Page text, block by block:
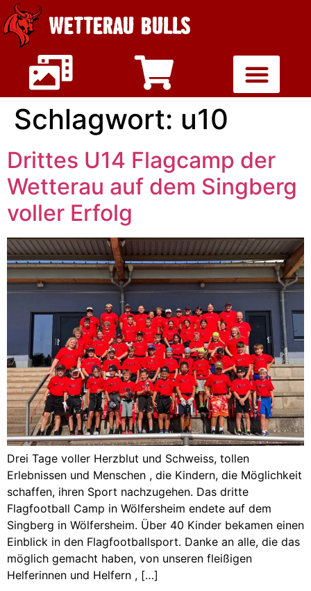
WETTERAU BULLS
Schlagwort: u10
Drittes U14 Flagcamp der
Wetterau auf dem Singberg
voller Erfolg
Drei Tage voller Herzblut und Schweiss, tollen
Erlebnissen und Menschen , die Kindern, die Möglichkeit
schaffen, ihren Sport nachzugehen. Das dritte
Flagfootball Camp in Wölfersheim endete auf dem
Singberg in Wölfersheim. Über 40 Kinder bekamen einen
Einblick in den Flagfootballsport. Danke an alle, die das
möglich gemacht haben, von unseren fleißigen
Helferinnen und Helfern , […]